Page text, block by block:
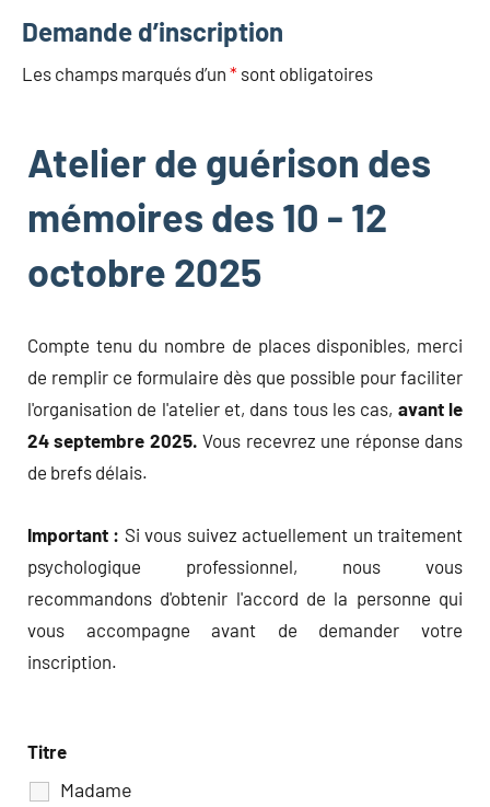
Demande d’inscription
Les champs marqués d’un * sont obligatoires
Atelier de guérison des
mémoires des 10 - 12
octobre 2025
Compte tenu du nombre de places disponibles, merci
de remplir ce formulaire dès que possible pour faciliter
l'organisation de l'atelier et, dans tous les cas, avant le
24 septembre 2025.Vous recevrez une réponse dans
de brefs délais.
Important : Si vous suivez actuellement un traitement
psychologique professionnel, nous vous
recommandons d'obtenir l'accord de la personne qui
vous accompagne avant de demander votre
inscription.
Titre
Madame